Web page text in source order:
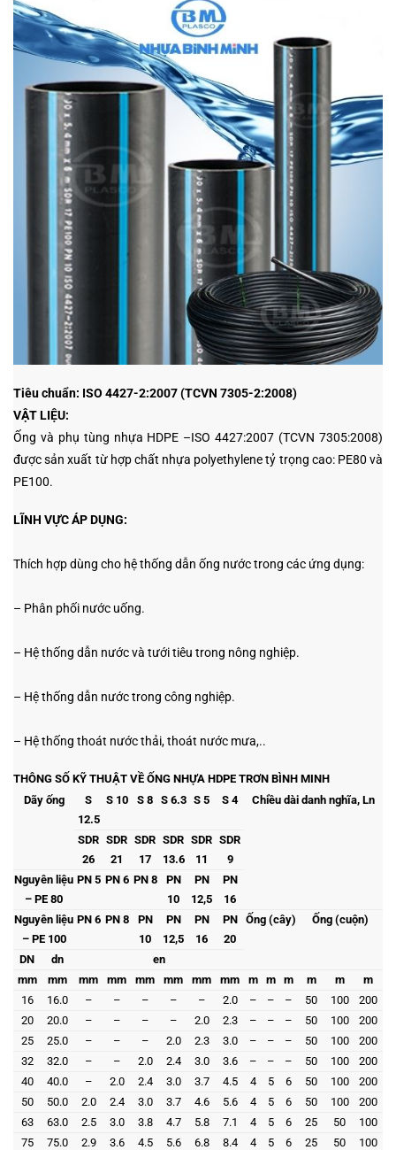
Tiêu chuẩn: ISO 4427-2:2007 (TCVN 7305-2:2008)
VẬT LIỆU:
Ống và phụ tùng nhựa HDPE –ISO 4427:2007 (TCVN 7305:2008)
được sản xuất từ hợp chất nhựa polyethylene tỷ trọng cao: PE80 và
PE100.
LĨNH VỰC ÁP DỤNG:
Thích hợp dùng cho hệ thống dẫn ống nước trong các ứng dụng:
– Phân phối nước uống.
– Hệ thống dẫn nước và tưới tiêu trong nông nghiệp.
– Hệ thống dẫn nước trong công nghiệp.
– Hệ thống thoát nước thải, thoát nước mưa,..
THÔNG SỐ KỸ THUẬT VỀ ỐNG NHỰA HDPE TRƠN BÌNH MINH
Dãy ống
S
12.5
S 10 S 8 S 6.3 S 5 S 4 Chiều dài danh nghĩa, Ln
SDR
26
SDR
21
SDR
17
SDR
13.6
SDR
11
SDR
9
Nguyên liệu
– PE 80
PN 5 PN 6 PN 8
PN
10
PN
12,5
PN
16
Nguyên liệu
– PE 100
PN 6 PN 8
PN
10
PN
12,5
PN
16
PN
20
Ống (cây) Ống (cuộn)
DN dn
en
mm
mm mm mm mm mm mm mm m m m m m
m
16
16.0 – – – – – 2.0 – – – 50 100
200
20
20.0 – – – – 2.0 2.3 – – – 50 100
200
25
25.0 – – – 2.0 2.3 3.0 – – – 50 100
200
32
32.0 – – 2.0 2.4 3.0 3.6 – – – 50 100
200
40
40.0 – 2.0 2.4 3.0 3.7 4.5 4 5 6 50 100
200
50
50.0 2.0 2.4 3.0 3.7 4.6 5.6 4 5 6 50 100
200
63
63.0 2.5 3.0 3.8 4.7 5.8 7.1 4 5 6 25 50
100
75
75.0 2.9 3.6 4.5 5.6 6.8 8.4 4 5 6 25 50
100